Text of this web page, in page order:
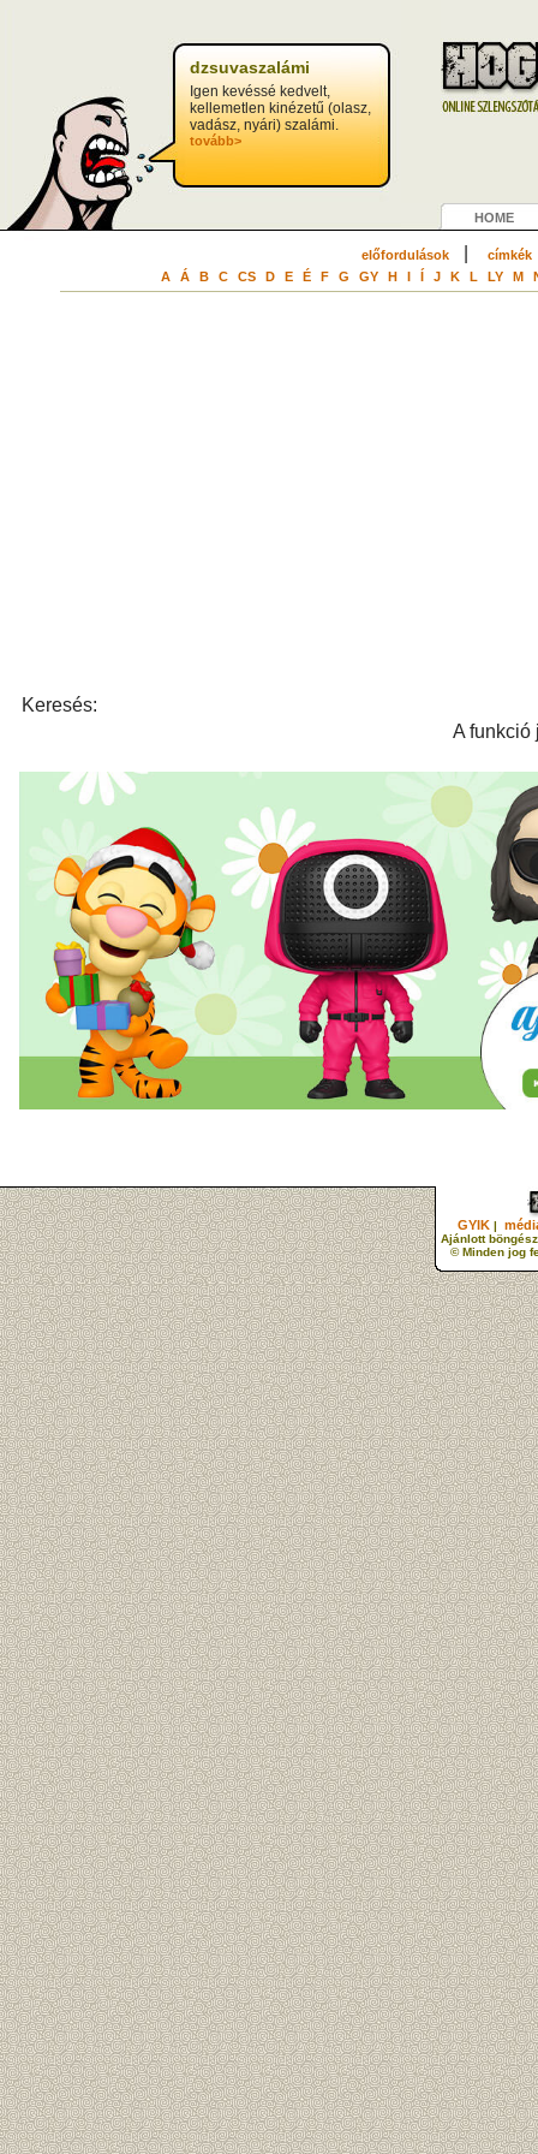
dzsuvaszalámi
Igen kevéssé kedvelt,
kellemetlen kinézetű (olasz,
vadász, nyári) szalámi.
tovább>
HOME
előfordulások| címkék
A Á B C CS D E É F G GY H I Í J K L LY M
Keresés:
A funkció
GYIK |
Ajánlott
© Minden jog